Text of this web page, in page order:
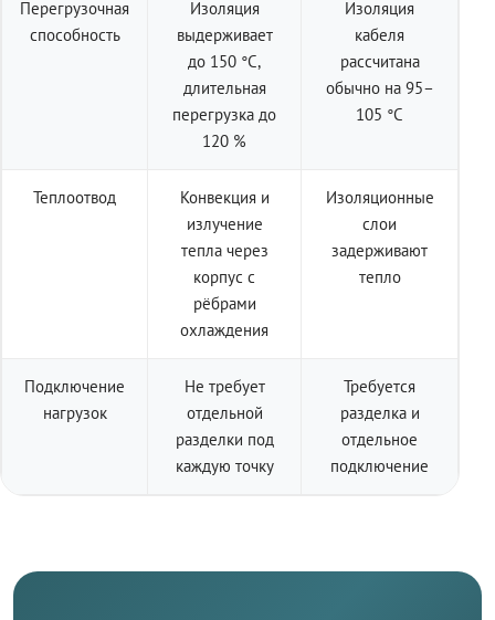
Перегрузочная
способность
Изоляция
выдерживает
до 150 °C,
длительная
перегрузка до
120 %
Изоляция
кабеля
рассчитана
обычно на 95–
105 °C
Теплоотвод
Конвекция и
излучение
тепла через
корпус с
рёбрами
охлаждения
Изоляционные
слои
задерживают
тепло
Подключение
нагрузок
Не требует
отдельной
разделки под
каждую точку
Требуется
разделка и
отдельное
подключение